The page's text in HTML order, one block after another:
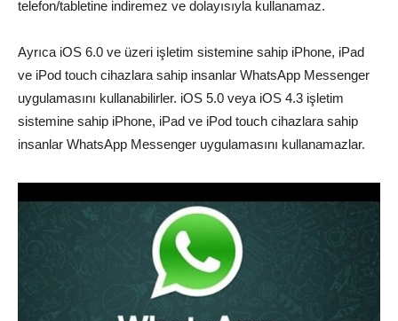
telefon/tabletine indiremez ve dolayısıyla kullanamaz.
Ayrıca iOS 6.0 ve üzeri işletim sistemine sahip iPhone, iPad
ve iPod touch cihazlara sahip insanlar WhatsApp Messenger
uygulamasını kullanabilirler. iOS 5.0 veya iOS 4.3 işletim
sistemine sahip iPhone, iPad ve iPod touch cihazlara sahip
insanlar WhatsApp Messenger uygulamasını kullanamazlar.